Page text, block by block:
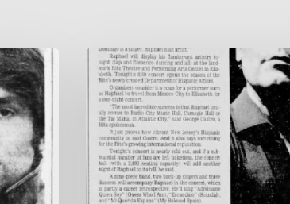
Spanish
superstar
Raphael
to
display
his
musical
artistry